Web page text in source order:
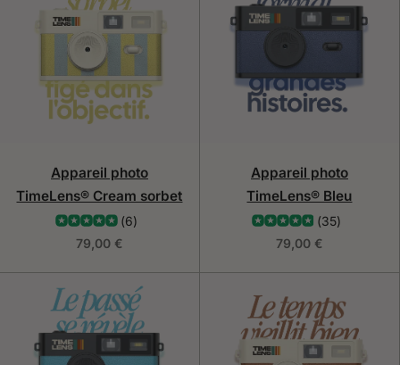
Appareil photo
TimeLens® Cream sorbet
(6)
79,00 €
Appareil photo
TimeLens® Bleu
(35)
79,00 €